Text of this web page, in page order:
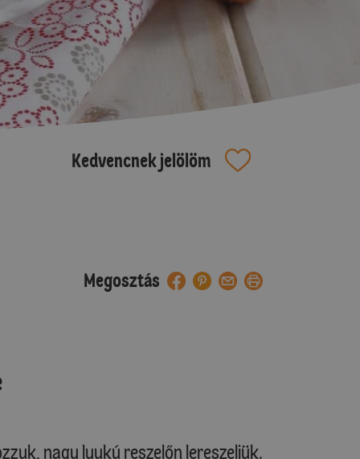
Kedvencnek jelölöm
Megosztás
nagy lyukú reszelőn lereszeljük.